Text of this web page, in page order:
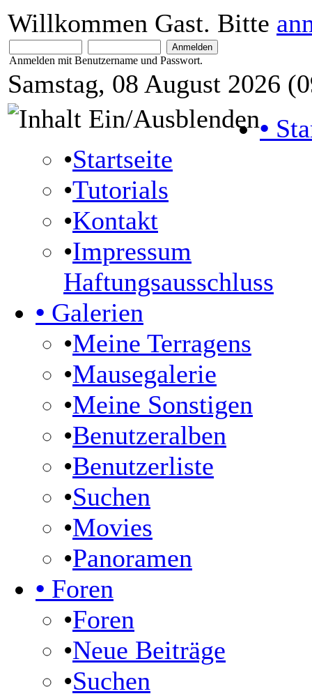
Willkommen Gast. Bitte
Anmelden mit Benutzername und Passwort.
Samstag, 08 August 2026
•
•Startseite
•Tutorials
•Kontakt
•Impressum
Haftungsausschluss
• Galerien
•Meine Terragens
•Mausegalerie
•Meine Sonstigen
•Benutzeralben
•Benutzerliste
•Suchen
•Movies
•Panoramen
• Foren
•Foren
•Neue Beiträge
•Suchen